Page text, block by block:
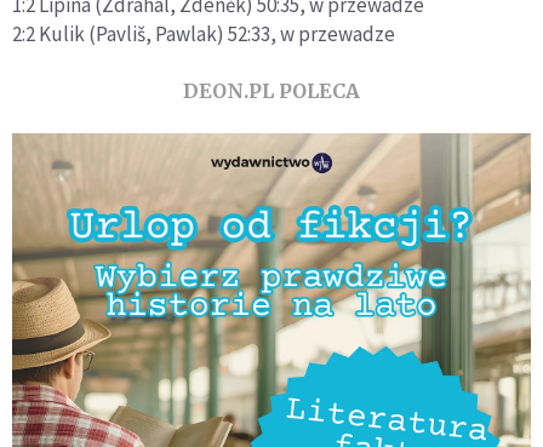
2:2 Kulik (Pavliš, Pawlak) 52:33, w przewadze
DEON.PL POLECA